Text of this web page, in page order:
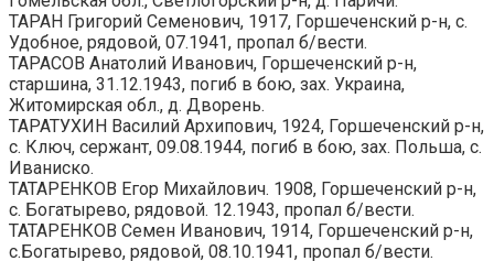
ТАРАН Григорий Семенович, 1917, Горшеченский р-н, с.
Удобное, рядовой, 07.1941, пропал б/вести.
ТАРАСОВ Анатолий Иванович, Горшеченский р-н,
старшина, 31.12.1943, погиб в бою, зах. Украина,
Житомирская обл., д. Дворень.
ТАРАТУХИН Василий Архипович, 1924, Горшеченский р-н,
с. Ключ, сержант, 09.08.1944, погиб в бою, зах. Польша, с.
Иваниско.
ТАТАРЕНКОВ Егор Михайлович. 1908, Горшеченский р-н,
с. Богатырево, рядовой. 12.1943, пропал б/вести.
ТАТАРЕНКОВ Семен Иванович, 1914, Горшеченский р-н,
с.Богатырево, рядовой, 08.10.1941, пропал б/вести.